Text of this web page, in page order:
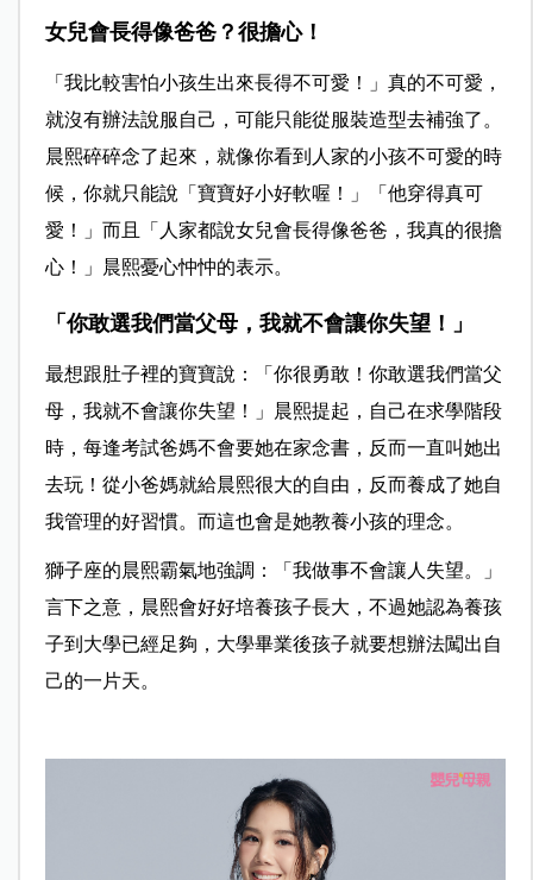
女兒會長得像爸爸？很擔心！
「我比較害怕小孩生出來長得不可愛！」真的不可愛，
就沒有辦法說服自己，可能只能從服裝造型去補強了。
晨熙碎碎念了起來，就像你看到人家的小孩不可愛的時
候，你就只能說「寶寶好小好軟喔！」「他穿得真可
愛！」而且「人家都說女兒會長得像爸爸，我真的很擔
心！」晨熙憂心忡忡的表示。
「你敢選我們當父母，我就不會讓你失望！」
最想跟肚子裡的寶寶說：「你很勇敢！你敢選我們當父
母，我就不會讓你失望！」晨熙提起，自己在求學階段
時，每逢考試爸媽不會要她在家念書，反而一直叫她出
去玩！從小爸媽就給晨熙很大的自由，反而養成了她自
我管理的好習慣。而這也會是她教養小孩的理念。
獅子座的晨熙霸氣地強調：「我做事不會讓人失望。」
言下之意，晨熙會好好培養孩子長大，不過她認為養孩
子到大學已經足夠，大學畢業後孩子就要想辦法闖出自
己的一片天。